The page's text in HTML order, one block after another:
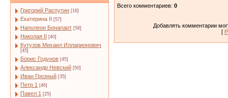
Григорий Распутин [16]
Екатерина II [57]
Наполеон Бонапарт [58]
Николая II [40]
Кутузов Михаил Илларионович
[45]
Борис Годунов [45]
Александр Невский [50]
Иван Грозный [35]
Петр 1 [46]
Павел 1 [25]
Всего комментариев: 0
Добавлять комментарии
[